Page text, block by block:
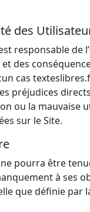
des
responsable de
des
cas
préjudices
ou la mauvaise
sur le Site.
pourra être
à ses
que définie par